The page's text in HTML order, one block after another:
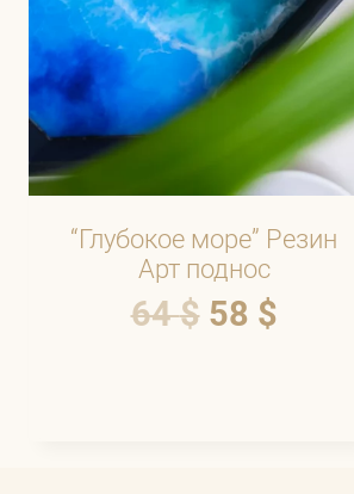
“Глубокое море” Резин
Арт поднос
64$ 58 $